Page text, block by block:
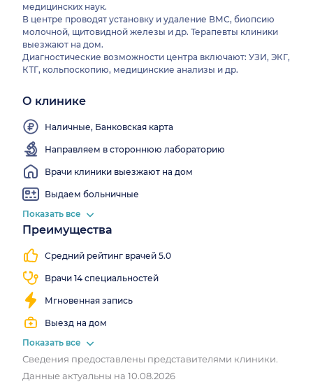
медицинских наук.
В центре проводят установку и удаление ВМС, биопсию
молочной, щитовидной железы и др. Терапевты клиники
выезжают на дом.
Диагностические возможности центра включают: УЗИ, ЭКГ,
КТГ, кольпоскопию, медицинские анализы и др.
О клинике
Наличные, Банковская карта
Направляем в стороннюю лабораторию
Врачи клиники выезжают на дом
Выдаем больничные
Fi
Показать все
Преимущества
Средний рейтинг врачей 5.0
Врачи 14 специальностей
Мгновенная запись
Выезд на дом
Работаем
выходные
Показать все
Сведения предоставлены представителями клиники.
Данные актуальны на 10.08.2026